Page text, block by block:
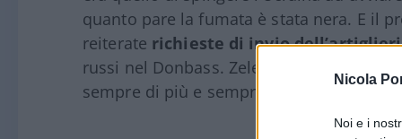
Nicola
Noi e i
quanto pare la fumata è stata nera. E il
reiterate richieste di invio
russi nel Donbass. Zelensky vuole
sempre di più e sempre più moderne.